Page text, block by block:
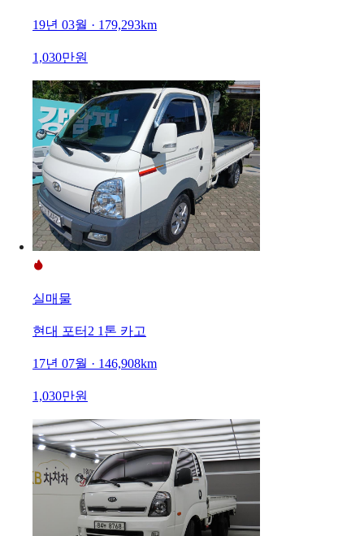
19년 03월 · 179,293km
1,030만원
실매물
현대 포터2 1톤 카고
17년 07월 · 146,908km
1,030만원